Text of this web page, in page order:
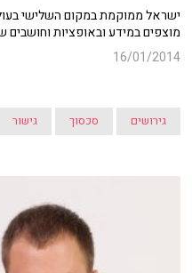
ישראל ממוקמת במקום השלישי
מוצפים במידע ובאופציות
16/01/2014
גירושים סכסוך גישור